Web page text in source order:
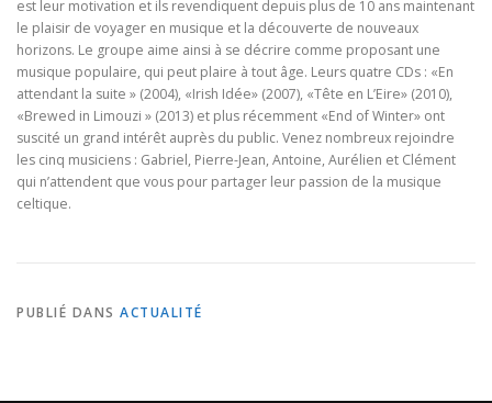
est leur motivation et ils revendiquent depuis plus de 10 ans maintenant
le plaisir de voyager en musique et la découverte de nouveaux
horizons. Le groupe aime ainsi à se décrire comme proposant une
musique populaire, qui peut plaire à tout âge. Leurs quatre CDs : «En
attendant la suite » (2004), «Irish Idée» (2007), «Tête en L’Eire» (2010),
«Brewed in Limouzi » (2013) et plus récemment «End of Winter» ont
suscité un grand intérêt auprès du public. Venez nombreux rejoindre
les cinq musiciens : Gabriel, Pierre-Jean, Antoine, Aurélien et Clément
qui n’attendent que vous pour partager leur passion de la musique
celtique.
PUBLIÉ DANS ACTUALITÉ